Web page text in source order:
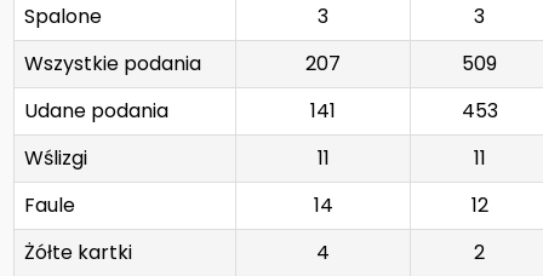
Spalone
3
3
Wszystkie podania
207
509
Udane podania
141
453
Wślizgi
11
11
Faule
14
12
Żółte kartki
4
2